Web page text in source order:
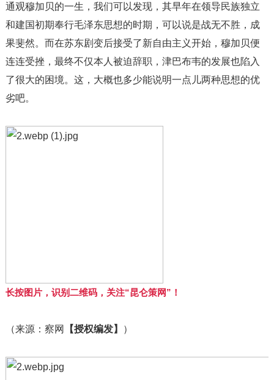
通观穆加贝的一生，我们可以发现，其早年在领导民族独立
和建国初期奉行毛泽东思想的时期，可以说是战无不胜，成
果斐然。而在苏东剧变后接受了新自由主义开始，穆加贝便
连连受挫，最终不仅本人被迫辞职，津巴布韦的发展也陷入
了很大的困境。这，大概也多少能说明一点儿两种思想的优
劣吧。
长按图片，识别二维码，关注“昆仑策网”！
（来源：察网 【授权编发】 ）